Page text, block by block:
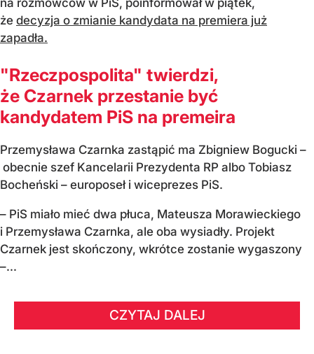
na rozmówców w PiS, poinformował w piątek,
że decyzja o zmianie kandydata na premiera już
zapadła.
"Rzeczpospolita" twierdzi,
że Czarnek przestanie być
kandydatem PiS na premeira
Przemysława Czarnka zastąpić ma Zbigniew Bogucki –
obecnie szef Kancelarii Prezydenta RP albo Tobiasz
Bocheński – europoseł i wiceprezes PiS.
– PiS miało mieć dwa płuca, Mateusza Morawieckiego
i Przemysława Czarnka, ale oba wysiadły. Projekt
Czarnek jest skończony, wkrótce zostanie wygaszony
–...
CZYTAJ DALEJ